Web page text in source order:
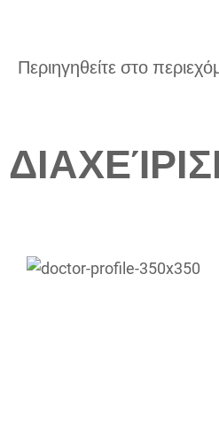
Περιηγηθείτε στο